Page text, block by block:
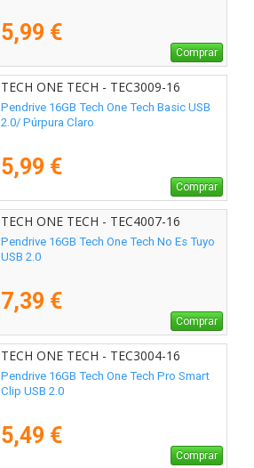
5,99 €
Comprar
TECH ONE TECH - TEC3009-16
Pendrive 16GB Tech One Tech Basic USB
2.0/ Púrpura Claro
5,99 €
Comprar
TECH ONE TECH - TEC4007-16
Pendrive 16GB Tech One Tech No Es Tuyo
USB 2.0
7,39 €
Comprar
TECH ONE TECH - TEC3004-16
Pendrive 16GB Tech One Tech Pro Smart
Clip USB 2.0
5,49 €
Comprar